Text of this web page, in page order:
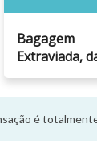
Bagagem
Extraviada,
é